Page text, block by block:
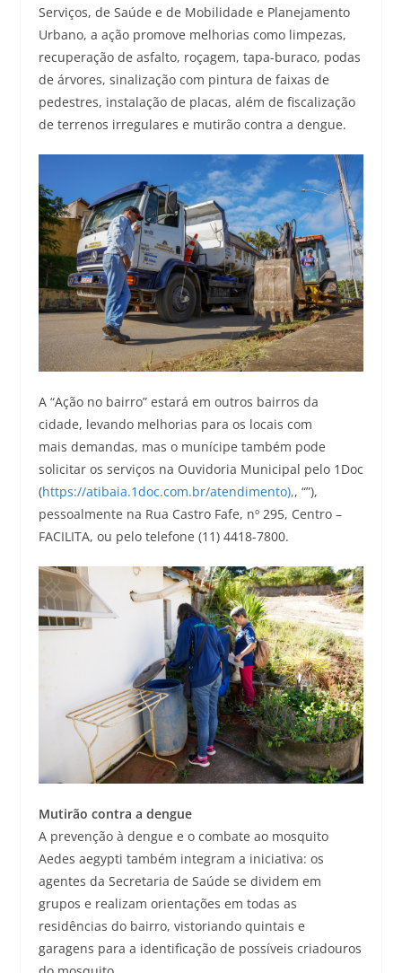
Serviços, de Saúde e de Mobilidade e Planejamento
Urbano, a ação promove melhorias como limpezas,
recuperação de asfalto, roçagem, tapa-buraco, podas
de árvores, sinalização com pintura de faixas de
pedestres, instalação de placas, além de fiscalização
de terrenos irregulares e mutirão contra a dengue.
A “Ação no bairro” estará em outros bairros da
cidade, levando melhorias para os locais com
mais demandas, mas o munícipe também pode
solicitar os serviços na Ouvidoria Municipal pelo 1Doc
(https://atibaia.1doc.com.br/atendimento),, “‌”),
pessoalmente na Rua Castro Fafe, nº 295, Centro –
FACILITA, ou pelo telefone (11) 4418-7800.
Mutirão contra a dengue
A prevenção à dengue e o combate ao mosquito
Aedes aegypti também integram a iniciativa: os
agentes da Secretaria de Saúde se dividem em
grupos e realizam orientações em todas as
residências do bairro, vistoriando quintais e
garagens para a identificação de possíveis criadouros